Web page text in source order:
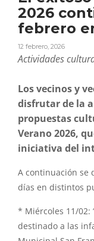
2026
febrero
12 febrero, 2026
Actividades
Los vecinos y
disfrutar de la
propuestas
Verano 2026,
iniciativa del
A continuación se
días en distintos
* Miércoles 11/02:
destinado a las